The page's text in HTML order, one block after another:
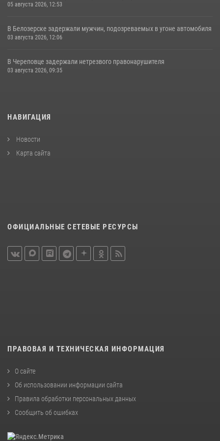
05 августа 2026, 12:53
В Белозерске задержали мужчин, подозреваемых в угоне автомобиля
03 августа 2026, 12:06
В Череповце задержали нетрезвого правонарушителя
03 августа 2026, 09:35
НАВИГАЦИЯ
Новости
Карта сайта
ОФИЦИАЛЬНЫЕ СЕТЕВЫЕ РЕСУРСЫ
ПРАВОВАЯ И ТЕХНИЧЕСКАЯ ИНФОРМАЦИЯ
О сайте
Об использовании информации сайта
Правила обработки персональных данных
Сообщить об ошибках